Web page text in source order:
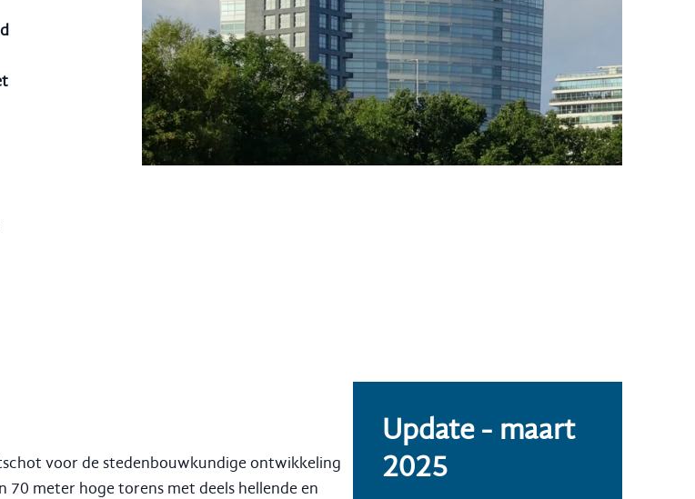
voor de stedenbouwkundige ontwikkeling
meter hoge torens met deels hellende en
Update - maart
2025